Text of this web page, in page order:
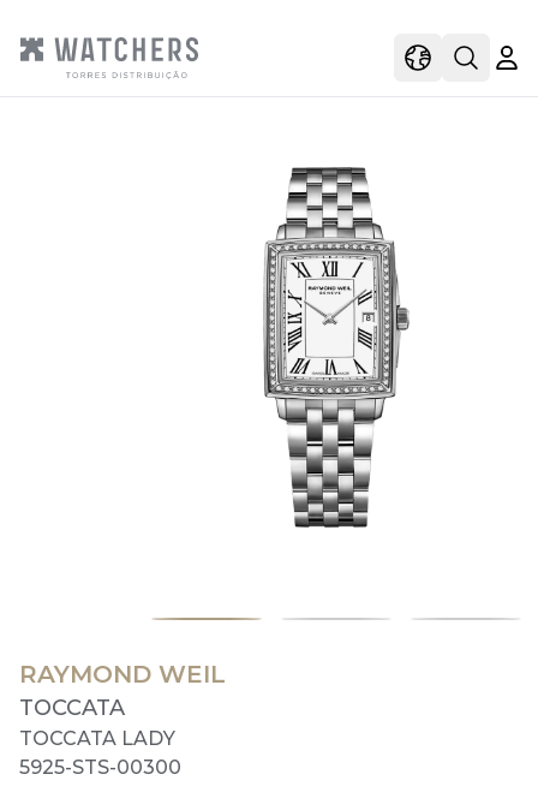
viewOpen
RAYMOND WEIL
TOCCATA
TOCCATA LADY
5925-STS-00300